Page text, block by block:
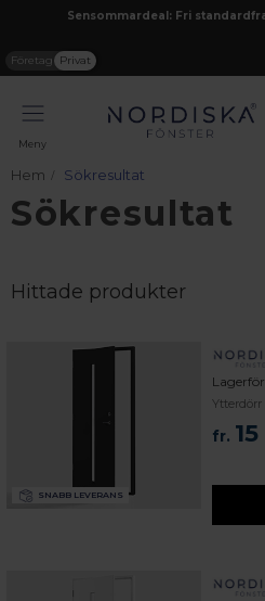
Sensommardeal: Fri
Företag Privat
Meny
Hem Sökresultat
Sökresultat
Hittade produkter
SNABB LEVERANS
Ytterdörr
fr.